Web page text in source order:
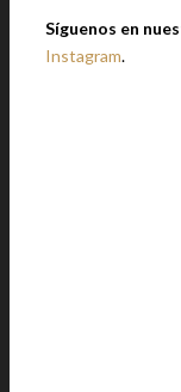
Síguenos en
Instagram.